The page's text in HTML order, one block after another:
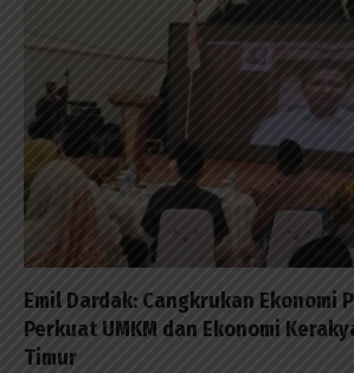
Emil Dardak: Cangkrukan Ekonomi
Perkuat UMKM dan Ekonomi
Timur